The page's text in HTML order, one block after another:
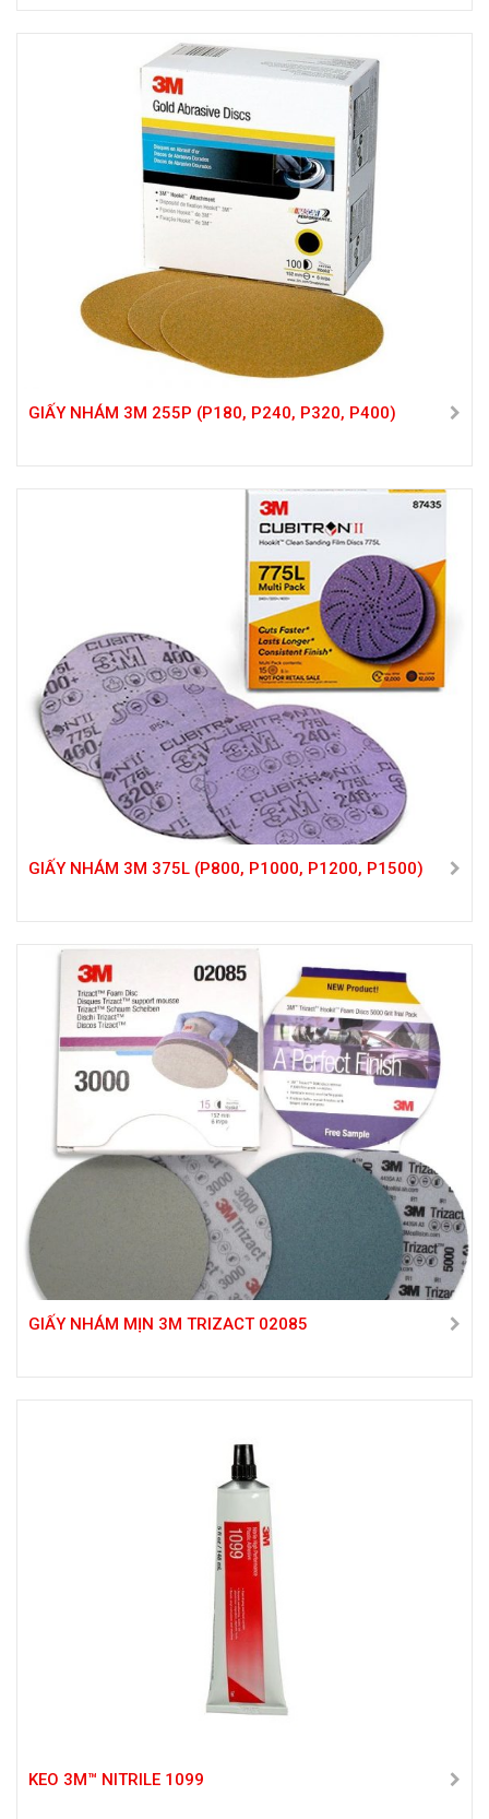
GIẤY NHÁM 3M 255P (P180, P240, P320, P400)
GIẤY NHÁM 3M 375L (P800, P1000, P1200, P1500)
GIẤY NHÁM MỊN 3M TRIZACT 02085
KEO 3M™ NITRILE 1099